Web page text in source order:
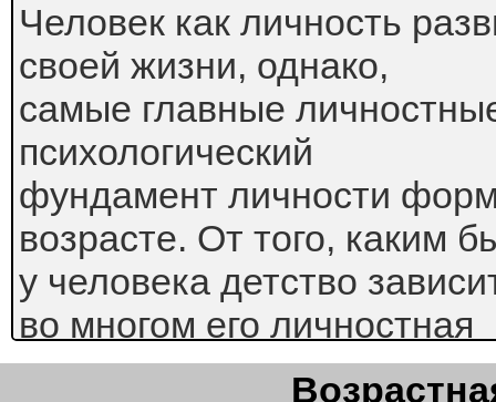
Человек как личность
своей жизни, однако,
самые главные
психологический
фундамент личности
возрасте. От того, каким
у человека детство
во многом его личностная
судьба.